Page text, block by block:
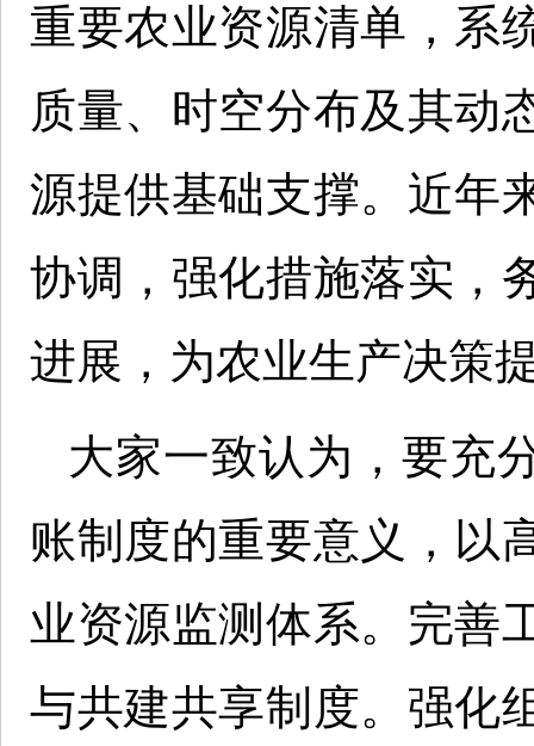
重要农业资源清单，系
质量、时空分布及其动
源提供基础支撑。近年
协调，强化措施落实，
进展，为农业生产决策
大家一致认为，要充
账制度的重要意义，以
业资源监测体系。完善
与共建共享制度。强化